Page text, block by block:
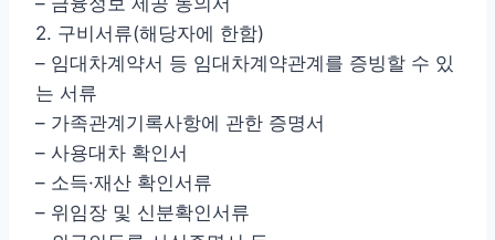
2. 구비서류(해당자에 한함)
– 임대차계약서 등 임대차계약관계를 증빙할 수 있
는 서류
– 가족관계기록사항에 관한 증명서
– 사용대차 확인서
– 소득·재산 확인서류
– 위임장 및 신분확인서류